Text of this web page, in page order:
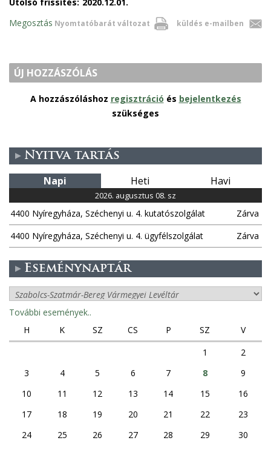
Nyomtatóbarát változat küldés e-mailben
Megosztás
ÚJ HOZZÁSZÓLÁS
A hozzászóláshoz regisztráció és bejelentkezés
szükséges
Nyitva tartás
Napi Heti Havi
2026. augusztus 08. sz
4400 Nyíregyháza, Széchenyi u. 4. kutatószolgálat
Zárva
4400 Nyíregyháza, Széchenyi u. 4. ügyfélszolgálat
Zárva
Eseménynaptár
További események..
H
K SZ CS P SZ
V
1
2
3
4 5 6 7 8
9
10
11 12 13 14 15
16
17
18 19 20 21 22
23
24
25 26 27 28 29
30